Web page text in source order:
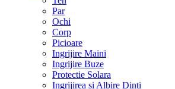
Par
Ochi
Corp
Picioare
Ingrijire Maini
Ingrijire Buze
Protectie Solara
Ingrijirea si Albire Dinti